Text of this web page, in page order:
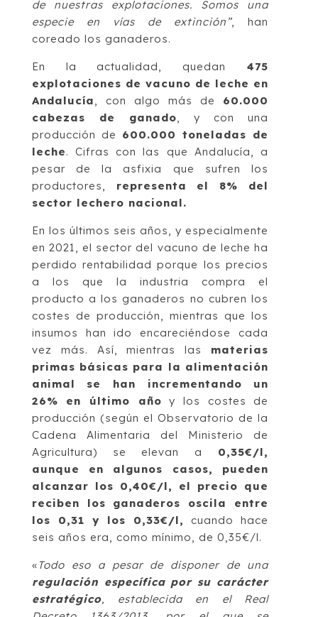
de nuestras explotaciones. Somos una
especie en vías de extinción”, han
coreado los ganaderos.
En la actualidad, quedan
475
explotaciones de vacuno de leche en
Andalucía, con algo más de 60.000
cabezas de ganado, y con una
producción de 600.000 toneladas de
leche. Cifras con las que Andalucía, a
pesar de la asfixia que sufren los
productores, representa el 8% del
sector lechero nacional.
En los últimos seis años, y especialmente
en 2021, el sector del vacuno de leche ha
perdido rentabilidad porque los precios
a los que la industria compra el
producto a los ganaderos no cubren los
costes de producción, mientras que los
insumos han ido encareciéndose cada
vez más. Así, mientras las materias
primas básicas para la alimentación
animal se han incrementando un
26% en último año y los costes de
producción (según el Observatorio de la
Cadena Alimentaria del Ministerio de
Agricultura) se elevan a 0,35€/l,
aunque en algunos casos, pueden
alcanzar los 0,40€/l, el precio que
reciben los ganaderos oscila entre
los 0,31 y los 0,33€/l,
cuando hace
seis años era, como mínimo, de 0,35€/l.
« Todo eso a pesar de disponer de una
regulación específica por su carácter
estratégico, establecida en el Real